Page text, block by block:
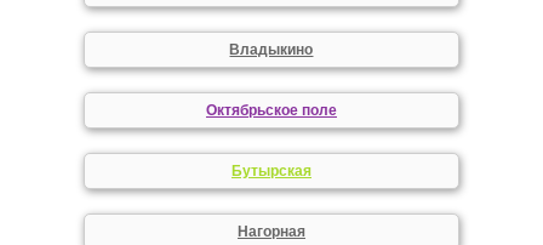
Владыкино
Октябрьское поле
Бутырская
Нагорная